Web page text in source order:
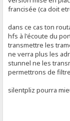
francisée (ca doit
dans ce cas ton
hfs à l'écoute du
transmettre les
ne verra plus les
stunnel ne les
permettrons de
silentpliz pourra